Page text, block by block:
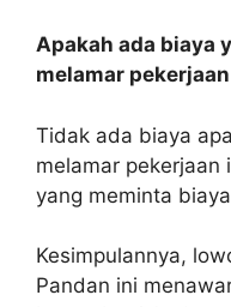
Apakah ada biaya
melamar
Tidak ada biaya
melamar pekerjaan
yang meminta
Kesimpulannya,
Pandan ini